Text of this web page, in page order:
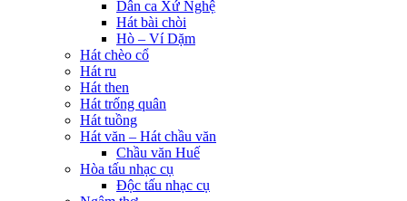
Dân ca Xứ Nghệ
Hát bài chòi
Hò – Ví Dặm
Hát chèo cổ
Hát ru
Hát then
Hát trống quân
Hát tuồng
Hát văn – Hát chầu văn
Chầu văn Huế
Hòa tấu nhạc cụ
Độc tấu nhạc cụ